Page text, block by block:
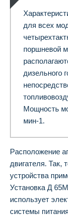
для всех
поршневой
дизельного
Мощность
мин-1.
Расположение
двигателя. Так,
устройства
Установка Д
использует
системы